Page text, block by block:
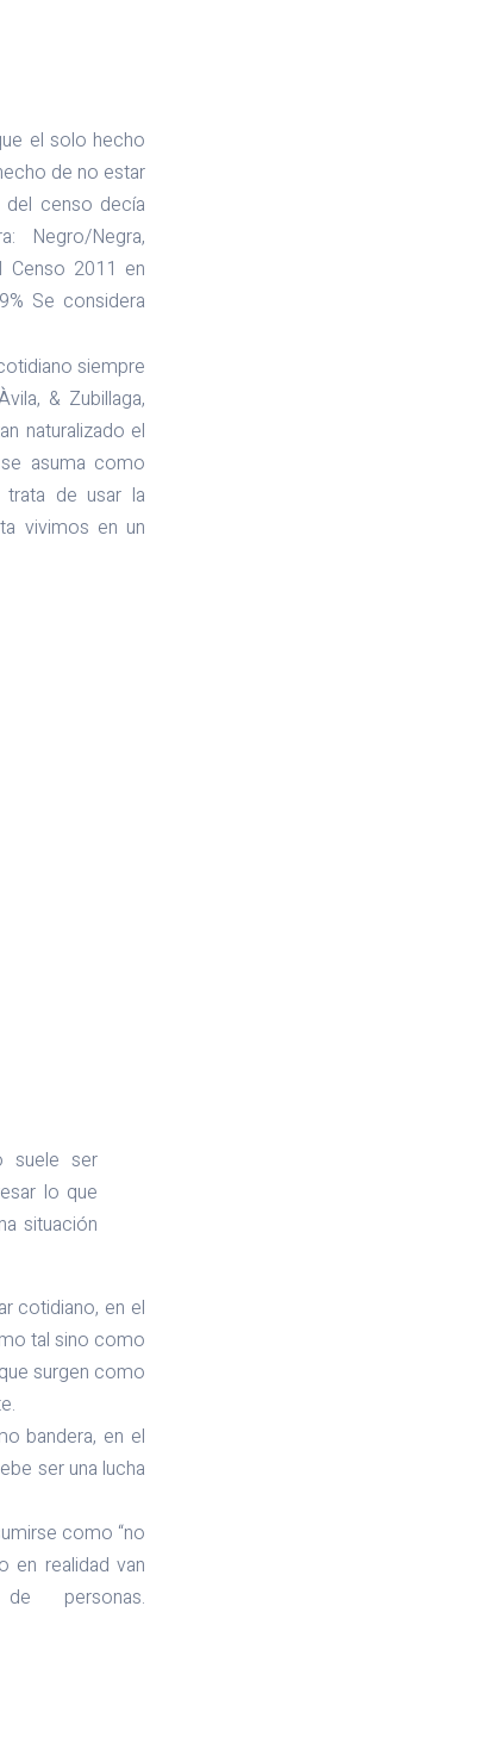
el solo hecho
de no estar
del censo decía
Negro/Negra,
Censo 2011 en
Se considera
siempre
& Zubillaga,
naturalizado el
asuma como
de usar la
vivimos en un
suele ser
lo que
situación
cotidiano, en el
tal sino como
surgen como
bandera, en el
ser una lucha
como “no
en realidad van
personas.